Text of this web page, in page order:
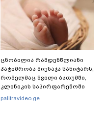
ცნობილია რამდენწლიანი
პატიმრობა მიესაჯა სანიტარს,
რომელმაც შვილი ბათუმში,
კლინიკის საპირფარეშოში
გააჩინა, შემდეგ კი დაზიანებები
palitravideo.ge